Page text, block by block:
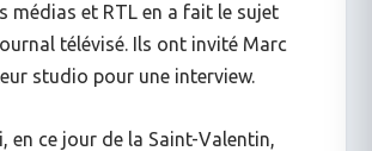
médias et RTL en a fait le sujet
télévisé. Ils ont invité Marc
studio pour une interview.
en ce jour de la Saint-Valentin,